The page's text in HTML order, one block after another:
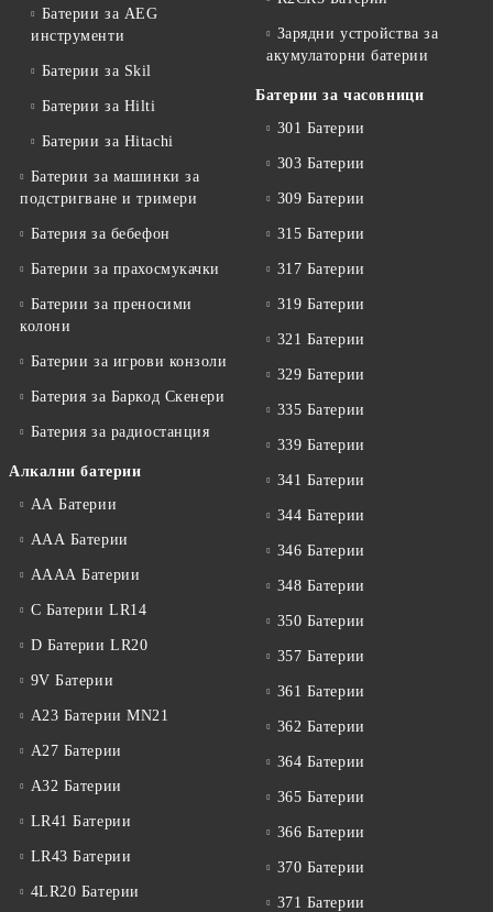
Батерии за AEG
инструменти
Батерии за Skil
Батерии за Hilti
Батерии за Hitachi
Батерии за машинки за
подстригване и тримери
Батерия за бебефон
Батерии за прахосмукачки
Батерии за преносими
колони
Батерии за игрови конзоли
Батерия за Баркод Скенери
Батерия за радиостанция
Алкални батерии
АА Батерии
ААА Батерии
АААА Батерии
C Батерии LR14
D Батерии LR20
9V Батерии
A23 Батерии MN21
A27 Батерии
A32 Батерии
LR41 Батерии
LR43 Батерии
4LR20 Батерии
Зарядни устройства за
акумулаторни батерии
Батерии за часовници
301 Батерии
303 Батерии
309 Батерии
315 Батерии
317 Батерии
319 Батерии
321 Батерии
329 Батерии
335 Батерии
339 Батерии
341 Батерии
344 Батерии
346 Батерии
348 Батерии
350 Батерии
357 Батерии
361 Батерии
362 Батерии
364 Батерии
365 Батерии
366 Батерии
370 Батерии
371 Батерии